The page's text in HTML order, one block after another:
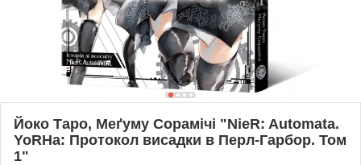
Йоко Таро, Меґуму Сорамічі "NieR: Automata.
YoRHa: Протокол висадки в Перл-Гарбор. Том
1"